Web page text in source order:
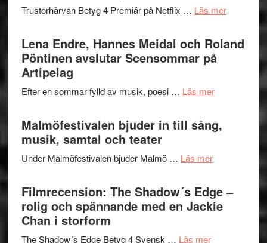
–
Delvis
bortom
terräng
Trustorhärvan Betyg 4 Premiär på Netflix … Läs merom
–
Lena Endre, Hannes Meidal och Roland
Pöntinen avslutar Scensommar på
Artipelag
Efter en sommar fylld av musik, poesi … Läs merom
Hannes
Pöntinen
avslutar
Scensommar
Malmöfestivalen bjuder in till sång,
musik, samtal och teater
Under Malmöfestivalen bjuder Malmö … Läs merom
in
till
Filmrecension: The Shadow´s Edge –
rolig och spännande med en Jackie
Chan i storform
The Shadow´s Edge Betyg 4 Svensk … Läs merom